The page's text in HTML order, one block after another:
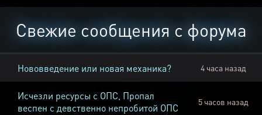
Свежие сообщения с форума
Нововведение или новая механика? 4 часа назад
Исчезли ресурсы с ОПС, Пропал
веспен с девственно непробитой ОПС
5 часов назад